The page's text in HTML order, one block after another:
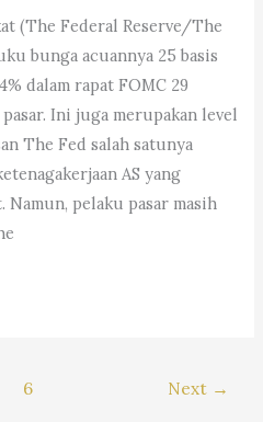
(The Federal Reserve/The
bunga acuannya 25 basis
dalam rapat FOMC 29
Ini juga merupakan level
The Fed salah satunya
AS yang
pelaku pasar masih
6 Next →